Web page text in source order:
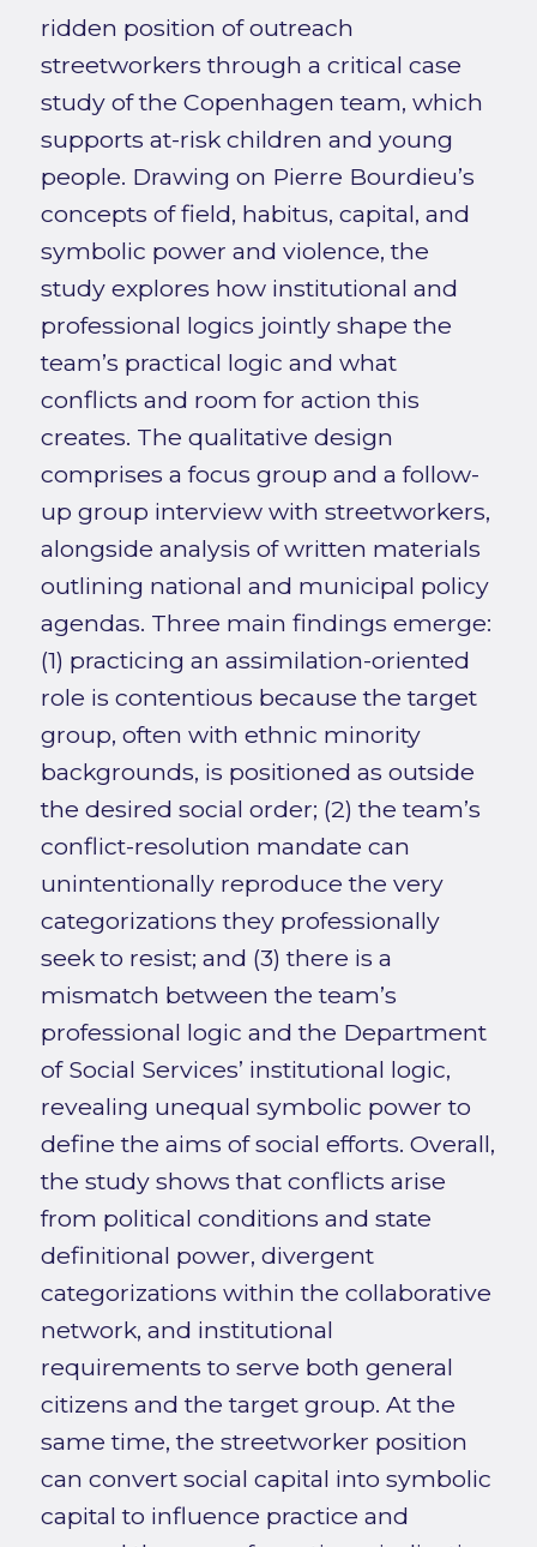
ridden position of outreach
streetworkers through a critical case
study of the Copenhagen team, which
supports at-risk children and young
people. Drawing on Pierre Bourdieu’s
concepts of field, habitus, capital, and
symbolic power and violence, the
study explores how institutional and
professional logics jointly shape the
team’s practical logic and what
conflicts and room for action this
creates. The qualitative design
comprises a focus group and a follow-
up group interview with streetworkers,
alongside analysis of written materials
outlining national and municipal policy
agendas. Three main findings emerge:
(1) practicing an assimilation-oriented
role is contentious because the target
group, often with ethnic minority
backgrounds, is positioned as outside
the desired social order; (2) the team’s
conflict-resolution mandate can
unintentionally reproduce the very
categorizations they professionally
seek to resist; and (3) there is a
mismatch between the team’s
professional logic and the Department
of Social Services’ institutional logic,
revealing unequal symbolic power to
define the aims of social efforts. Overall,
the study shows that conflicts arise
from political conditions and state
definitional power, divergent
categorizations within the collaborative
network, and institutional
requirements to serve both general
citizens and the target group. At the
same time, the streetworker position
can convert social capital into symbolic
capital to influence practice and